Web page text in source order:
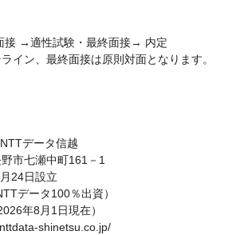
適性試験・最終面接→ 内定
、最終面接は原則対面となります。
野市七瀬中町161－1
24日設立
shinetsu.co.jp/